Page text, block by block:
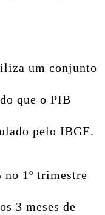
um conjunto
que o PIB
pelo IBGE.
no 1º trimestre
3 meses de